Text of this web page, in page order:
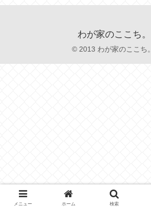
わが家のここち。
© 2013 わが家のここち
メニュー ホーム 検索